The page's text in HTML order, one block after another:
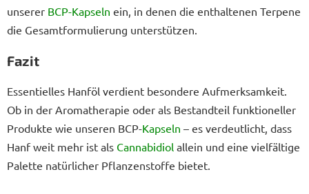
unserer BCP-Kapseln ein, in denen die enthaltenen Terpene
die Gesamtformulierung unterstützen.
Fazit
Essentielles Hanföl verdient besondere Aufmerksamkeit.
Ob in der Aromatherapie oder als Bestandteil funktioneller
Produkte wie unseren BCP-Kapseln – es verdeutlicht, dass
Hanf weit mehr ist als Cannabidiol allein und eine vielfältige
Palette natürlicher Pflanzenstoffe bietet.